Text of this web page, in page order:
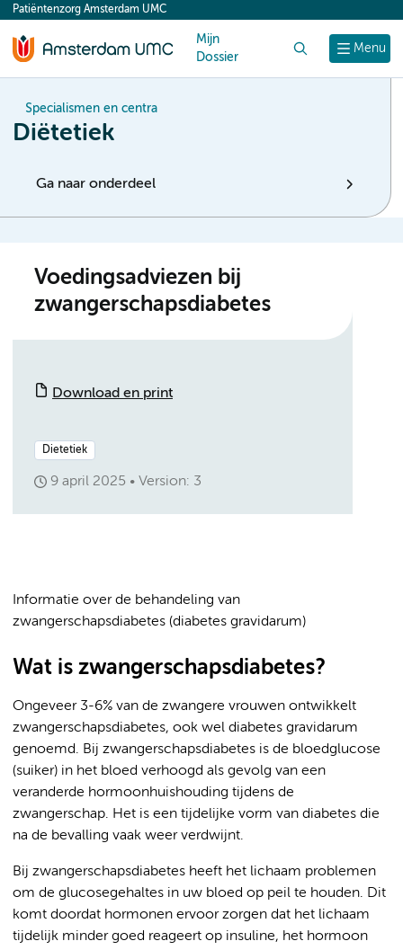
content
Menu
Patiëntenzorg Amsterdam UMC
Mijn
Dossier
Specialismen en centra
Diëtetiek
Ga naar onderdeel
Voedingsadviezen bij
zwangerschapsdiabetes
Download en print
Dietetiek
9 april 2025 Version: 3
Informatie over de behandeling van
zwangerschapsdiabetes (diabetes gravidarum)
Wat is zwangerschapsdiabetes?
Ongeveer 3-6% van de zwangere vrouwen ontwikkelt
zwangerschapsdiabetes, ook wel diabetes gravidarum
genoemd. Bij zwangerschapsdiabetes is de bloedglucose
(suiker) in het bloed verhoogd als gevolg van een
veranderde hormoonhuishouding tijdens de
zwangerschap. Het is een tijdelijke vorm van diabetes die
na de bevalling vaak weer verdwijnt.
Bij zwangerschapsdiabetes heeft het lichaam problemen
om de glucosegehaltes in uw bloed op peil te houden. Dit
komt doordat hormonen ervoor zorgen dat het lichaam
tijdelijk minder goed reageert op insuline, het hormoon